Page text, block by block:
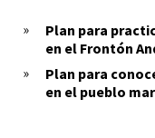
Plan para
en el Frontón
Plan para
en el pueblo